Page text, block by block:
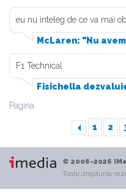
eu nu inteleg de ce va mai
McLaren: "Nu
F1 Technical
Fisichella
Pagina
1 2
© 2006-2026
Toate drepturile